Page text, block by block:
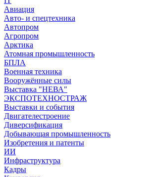
Авиация
Авто- и спецтехника
Автопром
Агропром
Арктика
Атомная промышленность
БПЛА
Военная техника
Вооружённые силы
Выставка "НЕВА"
ЭКСПОТЕХНОСТРАЖ
Выставки и события
Двигателестроение
Диверсификация
Добывающая промышленность
Изобретения и патенты
ИИ
Инфраструктура
Кадры